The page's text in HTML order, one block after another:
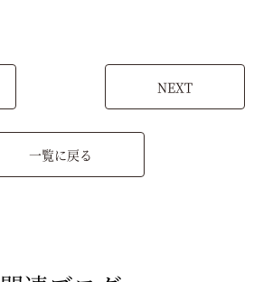
NEXT
一覧に戻る